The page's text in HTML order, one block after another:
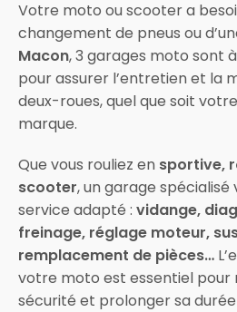
Votre moto ou scooter a
changement de pneus ou
Macon, 3 garages moto sont
pour assurer l’entretien et la
deux-roues, quel que soit
marque.
Que vous rouliez en sportive,
scooter, un garage
service adapté : vidange,
freinage, réglage moteur,
remplacement de pièces…
votre moto est essentiel pour
sécurité et prolonger sa durée